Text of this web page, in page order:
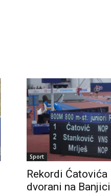
Sport
Rekordi
dvorani na Banjici